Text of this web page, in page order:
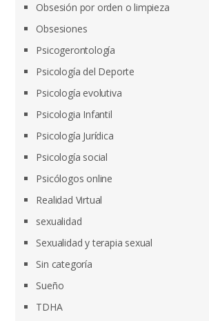
Obsesión por orden o limpieza
Obsesiones
Psicogerontología
Psicología del Deporte
Psicología evolutiva
Psicologia Infantil
Psicología Jurídica
Psicología social
Psicólogos online
Realidad Virtual
sexualidad
Sexualidad y terapia sexual
Sin categoría
Sueño
TDHA